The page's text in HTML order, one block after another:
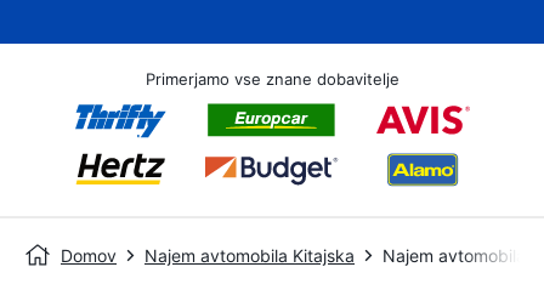
Primerjamo vse znane dobavitelje
Domov Najem avtomobila Kitajska Najem avtomobila